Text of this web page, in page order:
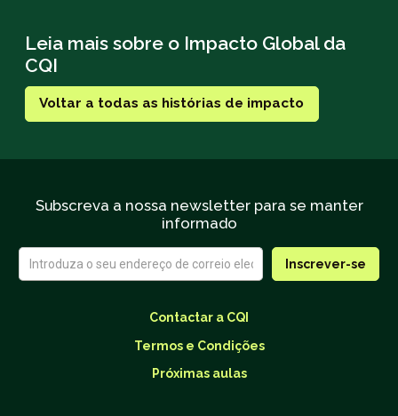
Leia mais sobre o Impacto Global da
CQI
Voltar a todas as histórias de impacto
Subscreva a nossa newsletter para se manter
informado
Contactar a CQI
Termos e Condições
Próximas aulas